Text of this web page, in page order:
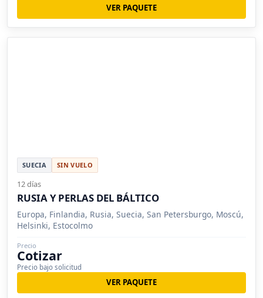
VER PAQUETE
SUECIA SIN VUELO
12 días
RUSIA Y PERLAS DEL BÁLTICO
Europa, Finlandia, Rusia, Suecia, San Petersburgo, Moscú,
Helsinki, Estocolmo
Precio
Cotizar
Precio bajo solicitud
VER PAQUETE